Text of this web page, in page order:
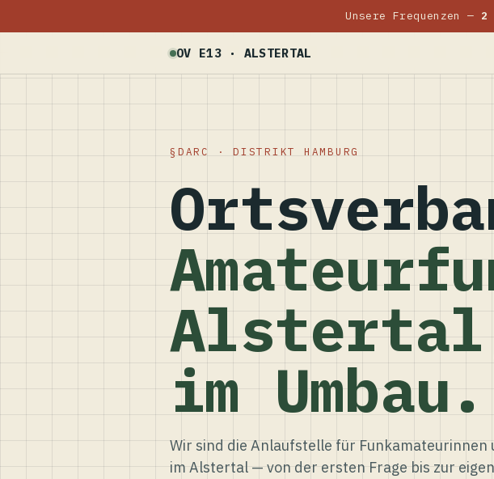
Unsere Frequenzen — 2
OV E13 · ALSTERTAL
DARC · DISTRIKT HAMBURG
im Umbau.
Wir sind die Anlaufstelle für Funkamateurinnen
im Alstertal — von der ersten Frage bis zur